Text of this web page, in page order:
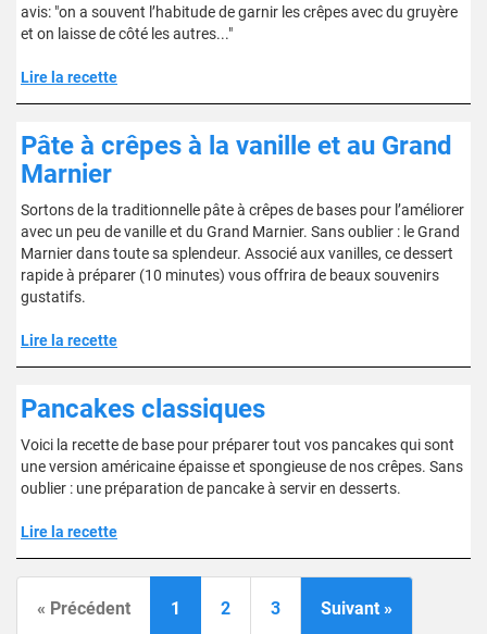
avis: "on a souvent l’habitude de garnir les crêpes avec du gruyère
et on laisse de côté les autres..."
Lire la recette
Pâte à crêpes à la vanille et au Grand
Marnier
Sortons de la traditionnelle pâte à crêpes de bases pour l’améliorer
avec un peu de vanille et du Grand Marnier. Sans oublier : le Grand
Marnier dans toute sa splendeur. Associé aux vanilles, ce dessert
rapide à préparer (10 minutes) vous offrira de beaux souvenirs
gustatifs.
Lire la recette
Pancakes classiques
Voici la recette de base pour préparer tout vos pancakes qui sont
une version américaine épaisse et spongieuse de nos crêpes. Sans
oublier : une préparation de pancake à servir en desserts.
Lire la recette
« Précédent 1 2 3 Suivant »